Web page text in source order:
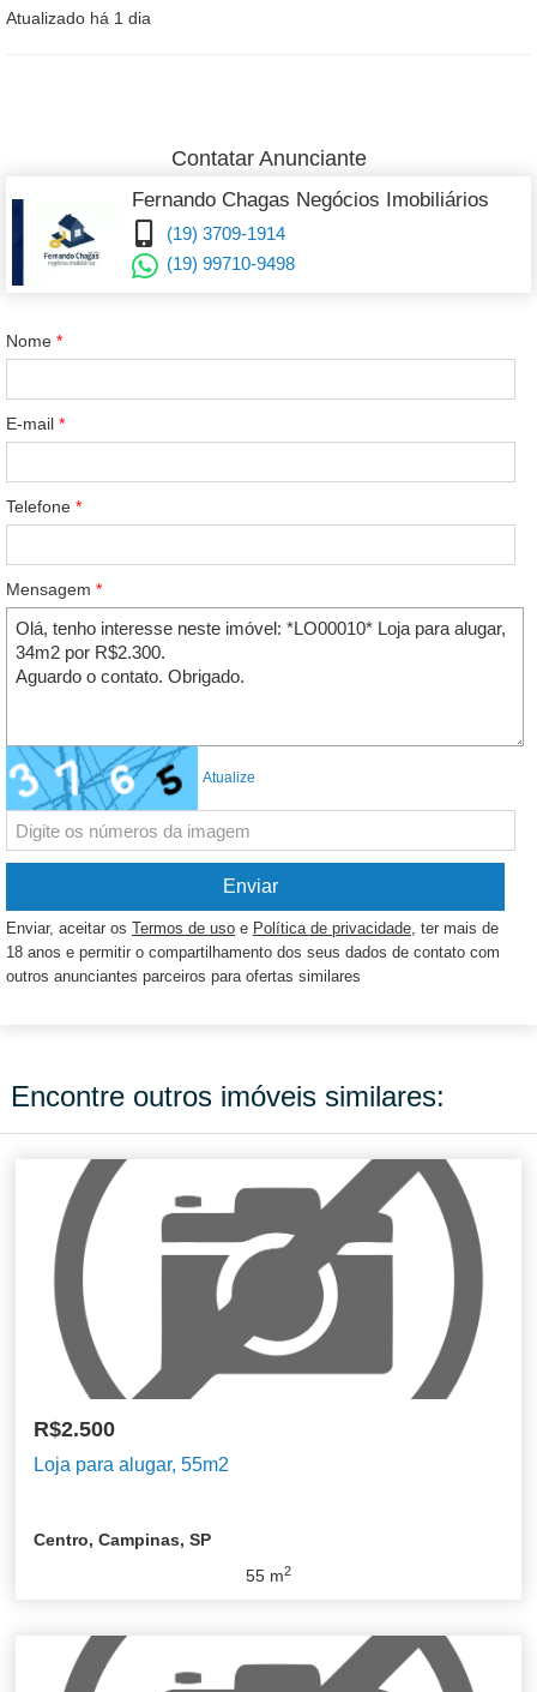
Atualizado há 1 dia
Contatar Anunciante
Fernando Chagas Negócios Imobiliários
(19) 3709-1914
(19) 99710-9498
Nome *
E-mail *
Telefone *
Mensagem *
Atualize
Enviar, aceitar os Termos de uso e Política de privacidade, ter mais de
18 anos e permitir o compartilhamento dos seus dados de contato com
outros anunciantes parceiros para ofertas similares
Encontre outros imóveis similares:
R$2.500
Loja para alugar, 55m2
Centro, Campinas, SP
55m2